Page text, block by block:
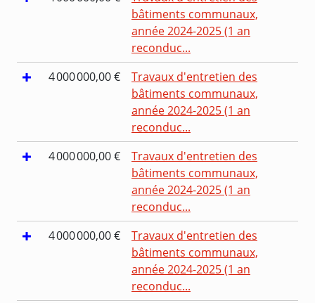
bâtiments communaux,
année 2024-2025 (1 an
reconduc...
4 000 000,00 €
Travaux d'entretien des
bâtiments communaux,
année 2024-2025 (1 an
reconduc...
4 000 000,00 €
Travaux d'entretien des
bâtiments communaux,
année 2024-2025 (1 an
reconduc...
4 000 000,00 €
Travaux d'entretien des
bâtiments communaux,
année 2024-2025 (1 an
reconduc...